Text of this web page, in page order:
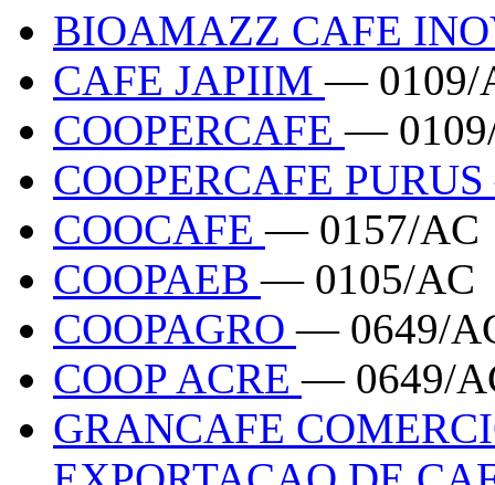
BIOAMAZZ CAFE
CAFE JAPIIM— 0109/
COOPERCAFE—
COOPERCAFE PURUS
COOCAFE— 0157/AC
COOPAEB— 0105/AC
COOPAGRO— 0649/
COOP ACRE— 0649/
GRANCAFE